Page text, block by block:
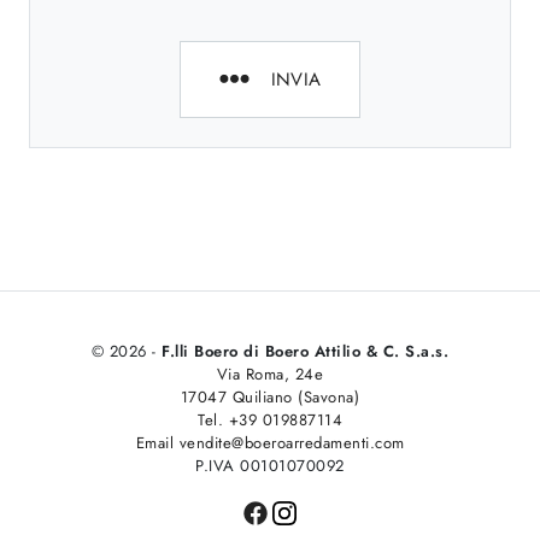
INVIA
© 2026 - F.lli Boero di Boero Attilio & C. S.a.s.
Via Roma, 24e
17047 Quiliano (Savona)
Tel. +39 019887114
Email vendite@boeroarredamenti.com
P.IVA 00101070092